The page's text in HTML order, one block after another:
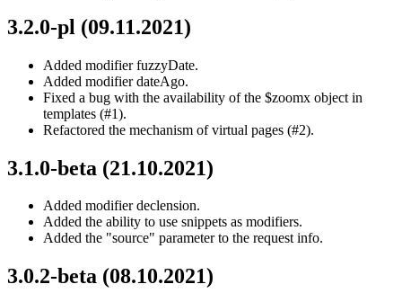
3.2.0-pl (09.11.2021)
Added modifier fuzzyDate.
Added modifier dateAgo.
Fixed a bug with the availability of the $zoomx object in
templates (#1).
Refactored the mechanism of virtual pages (#2).
3.1.0-beta (21.10.2021)
Added modifier declension.
Added the ability to use snippets as modifiers.
Added the "source" parameter to the request info.
3.0.2-beta (08.10.2021)